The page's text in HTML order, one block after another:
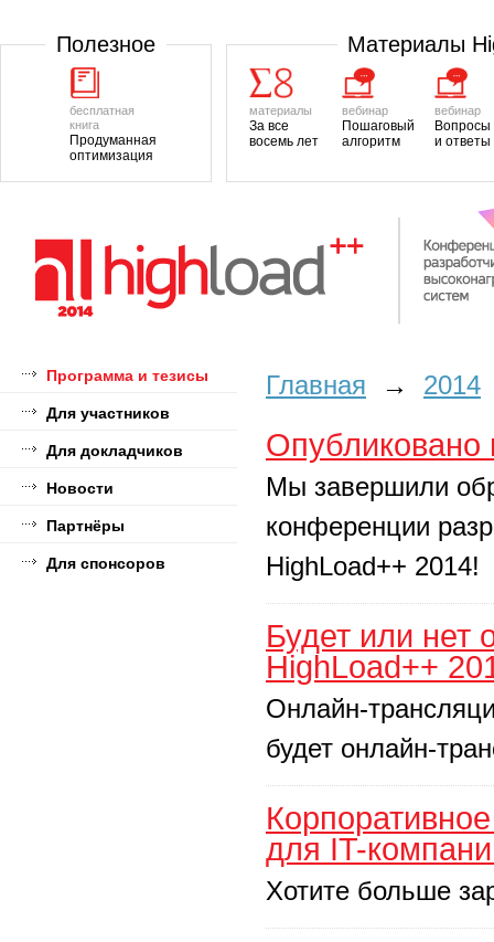
Полезноe
бесплатная
книга
Продуманная
оптимизация
Материалы
материалы
За все
восемь лет
вебинар
Пошаговый
алгоритм
вебинар
Вопросы
и ответы
Программа и тезисы
Для участников
Для докладчиков
Новости
Партнёры
Для спонсоров
Главная → 2014
Опубликовано
Мы завершили
конференции
HighLoad++ 2014!
Будет или нет
HighLoad++
Онлайн-
будет онлайн-
для IT-
Хотите больше